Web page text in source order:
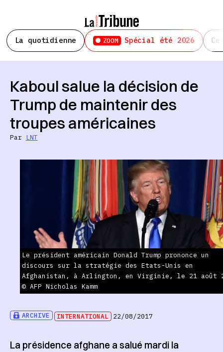
La quotidienne ZOOM Spécial été 2026
ARCHIVE INTERNATIONAL 22/08/2017
Kaboul salue la décision de
Trump de maintenir des
troupes américaines
Par LNT
Le président américain Donald Trump prononce un
discours sur la stratégie des Etats-Unis en
Afghanistan, à Arlington, en Virginie, le 21 août
© AFP Nicholas Kamm
La présidence afghane a salué mardi la